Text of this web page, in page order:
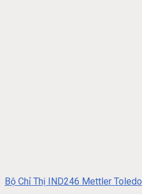
Bộ Chỉ Thị IND246 Mettler Toledo